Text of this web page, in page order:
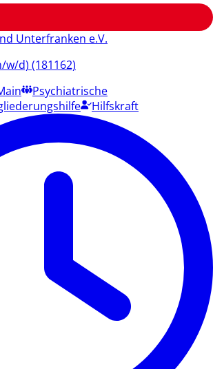
Unterfranken e.V.
w/d) (181162)
Psychiatrische
Hilfskraft